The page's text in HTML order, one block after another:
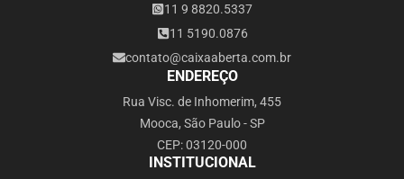
11 9 8820.5337
11 5190.0876
contato@caixaaberta.com.br
ENDEREÇO
Rua Visc. de Inhomerim, 455
Mooca, São Paulo - SP
CEP: 03120-000
INSTITUCIONAL